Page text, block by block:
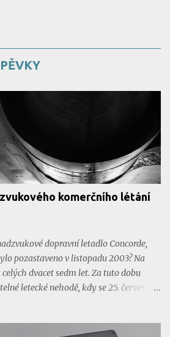
komerčního létání
dopravní letadlo Concorde,
pozastaveno v listopadu 2003? Na
dvacet sedm let. Za tuto dobu
letecké nehodě, kdy se 25. července
XB-1, které také směřuje